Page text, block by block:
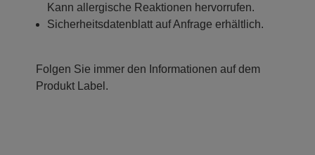
Kann allergische Reaktionen hervorrufen.
Sicherheitsdatenblatt auf Anfrage erhältlich.
Folgen Sie immer den Informationen auf dem
Produkt Label.